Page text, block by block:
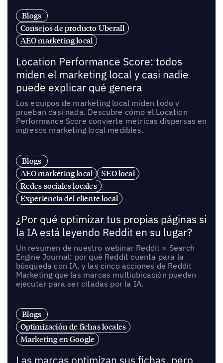
Blogs
Consejos de producto Uberall
AEO marketing local
Location Performance Score: todos
miden el marketing local y casi nadie
puede explicar qué genera
Los equipos de marketing local miden todo y
prueban casi nada. Descubre cómo el Location
Performance Score convierte métricas dispersas en
ingresos marketing local medibles.
Blogs
AEO marketing local
SEO local
Redes sociales locales
Experiencia del cliente local
¿Por qué optimizar tus propias páginas si
la IA está leyendo Reddit en su lugar?
Un resumen de nuestro webinar Reddit × Search
Engine Journal: por qué Reddit cuenta para la
búsqueda con IA, y las cinco acciones de Reddit
Marketing que las marcas multiubicación pueden
ejecutar para ser citadas por la IA.
Blogs
Optimización de fichas locales
Marketing en Google